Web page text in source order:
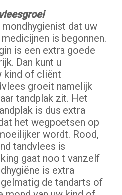
dat uw
is begonnen.
is een extra goede
Dan kunt u
kind of cliënt
groeit namelijk
tandplak zit. Het
is dus extra
het wegpoetsen op
wordt. Rood,
tandvlees is
gaat nooit vanzelf
is extra
de tandarts of